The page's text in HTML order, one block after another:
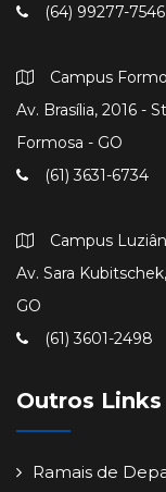
(64) 99277-7546
Campus
Av. Brasília, 2016 -
Formosa - GO
(61) 3631-6734
Campus
Av. Sara
GO
(61) 3601-2498
Outros Links
Ramais de